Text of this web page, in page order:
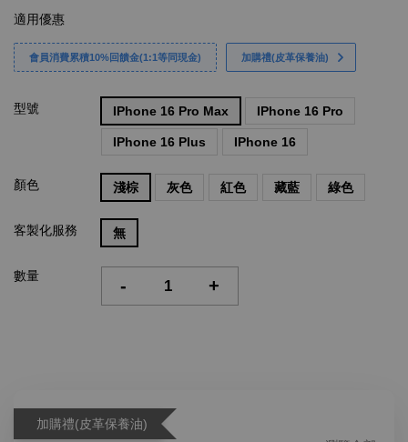
適用優惠
會員消費累積10%回饋金(1:1等同現金) 加購禮(皮革保養油)
型號 IPhone 16 Pro Max IPhone 16 Pro
IPhone 16 Plus IPhone 16
顏色 淺棕 灰色 紅色 藏藍 綠色
客製化服務 無
數量 - +
加購禮(皮革保養油)